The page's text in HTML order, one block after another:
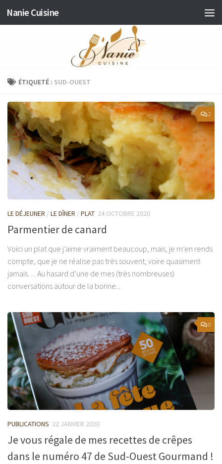
Skip to content
Nanie Cuisine
ÉTIQUETÉ : SUD-OUEST
2
LE DÉJEUNER /LE DÎNER /PLAT 24 OCTOBRE 2020
Parmentier de canard
Voici un plat que j’aime vraiment beaucoup, mais, je m’en rends
compte, que je ne réalise pas très souvent, voire quasiment
jamais… Au hasard d’une de mes (très nombreuses)
conversations autour de la bonne...
0
PUBLICATIONS 22 JANVIER 2020
Je vous régale de mes recettes de crêpes
dans le numéro 47 de Sud-Ouest Gourmand !